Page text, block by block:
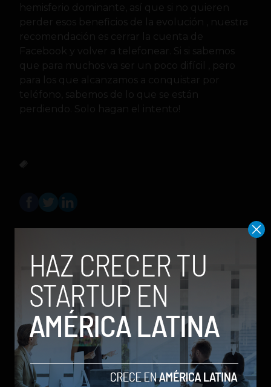
hemisferio dominante, así que si no quieren
perder esos beneficios de la evolución , nuestra
recomendación es cerrar la cuenta de
Facebook y volver a telefonear. Si si sabemos
que para muchos va ser un poco difícil , pero
para los que alcanzamos a conquistar por
teléfono, sabemos de lo que se están
perdiendo. Solo hagan el intento!
Alejo Escobar Camacho
Relacionados